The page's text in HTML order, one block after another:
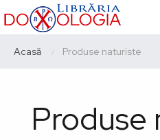
Sari
la
conținutul
Navigare
principală
Breadcrumb
Acasă Current:
Produse naturiste
Produse